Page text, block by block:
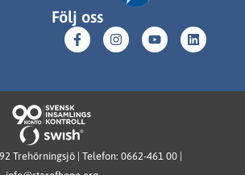
Följ oss
Trehörningsjö | Telefon: 0662-461 00 |